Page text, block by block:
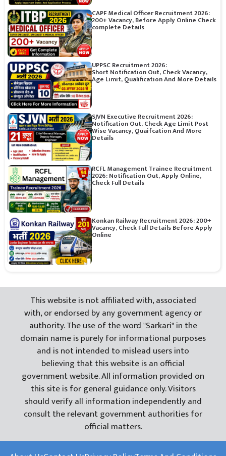
CAPF Medical Officer Recruitment 2026:
200+ Vacancy, Before Apply Online Check
complete Details
UPPSC Recruitment 2026:
Short Notification Out, Check Vacancy,
Age Limit, Qualification And More Details
SJVN Executive Recruitment 2026:
Notification Out, Check Age Limit Post
Wise Vacancy, Quaifcation And More
Details
RCFL Management Trainee Recruitment
2026: Notification Out, Apply Online,
Check Full Details
Konkan Railway Recruitment 2026: 200+
Vacancy, Check Full Details Before Apply
Online
This website is not affiliated with, associated
with, or endorsed by any government agency or
authority. The use of the word "Sarkari" in the
domain name is purely for informational purposes
and is not intended to mislead users into
believing that this website is an official
government website. All information provided on
this site is for general guidance only. Visitors
should verify all information independently and
consult the relevant government authorities for
official matters.